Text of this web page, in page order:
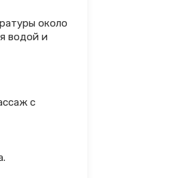
около
водой и
с